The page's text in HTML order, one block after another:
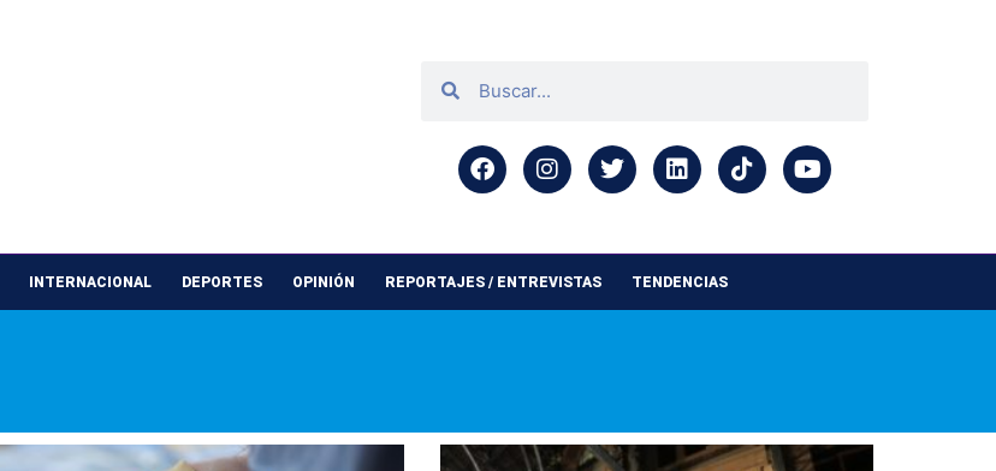
INTERNACIONAL DEPORTES OPINIÓN REPORTAJES / ENTREVISTAS TENDENCIAS